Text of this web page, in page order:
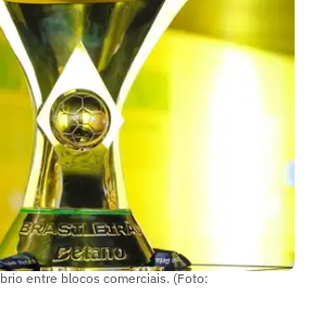
entre blocos comerciais. (Foto: